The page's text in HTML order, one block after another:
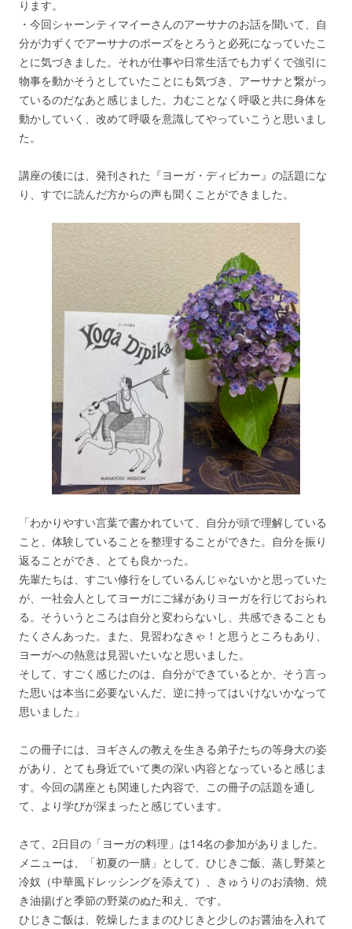
ります。
・今回シャーンティマイーさんのアーサナのお話を聞いて、自
分が力ずくでアーサナのポーズをとろうと必死になっていたこ
とに気づきました。それが仕事や日常生活でも力ずくで強引に
物事を動かそうとしていたことにも気づき、アーサナと繋がっ
ているのだなあと感じました。力むことなく呼吸と共に身体を
動かしていく、改めて呼吸を意識してやっていこうと思いまし
た。
講座の後には、発刊された『ヨーガ・ディピカー』の話題にな
り、すでに読んだ方からの声も聞くことができました。
「わかりやすい言葉で書かれていて、自分が頭で理解している
こと、体験していることを整理することができた。自分を振り
返ることができ、とても良かった。
先輩たちは、すごい修行をしているんじゃないかと思っていた
が、一社会人としてヨーガにご縁がありヨーガを行じておられ
る。そういうところは自分と変わらないし、共感できることも
たくさんあった。また、見習わなきゃ！と思うところもあり、
ヨーガへの熱意は見習いたいなと思いました。
そして、すごく感じたのは、自分ができているとか、そう言っ
た思いは本当に必要ないんだ、逆に持ってはいけないかなって
思いました」
この冊子には、ヨギさんの教えを生きる弟子たちの等身大の姿
があり、とても身近でいて奥の深い内容となっていると感じま
す。今回の講座とも関連した内容で、この冊子の話題を通し
て、より学びが深まったと感じています。
さて、2日目の「ヨーガの料理」は14名の参加がありました。
メニューは、「初夏の一膳」として、ひじきご飯、蒸し野菜と
冷奴（中華風ドレッシングを添えて）、きゅうりのお漬物、焼
き油揚げと季節の野菜のぬた和え、です。
ひじきご飯は、乾燥したままのひじきと少しのお醤油を入れて